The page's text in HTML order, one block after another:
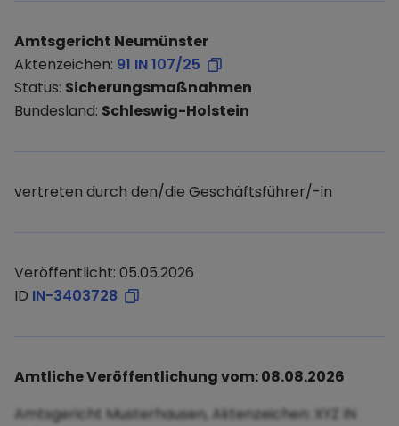
Amtsgericht Neumünster
Aktenzeichen: 91 IN 107/25
Status: Sicherungsmaßnahmen
Bundesland: Schleswig-Holstein
vertreten durch den/die Geschäftsführer/-in
Veröffentlicht: 05.05.2026
ID IN-3403728
Amtliche Veröffentlichung vom: 08.08.2026
Amtsgericht Musterhausen, Aktenzeichen: XYZ IN